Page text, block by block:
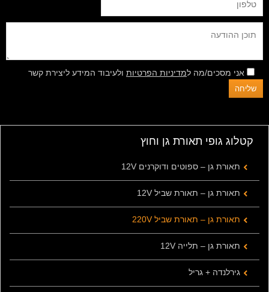
אני מסכים/מה למדיניות הפרטיות ולעיבוד המידע ליצירת קשר
קטלוג גופי תאורת גן וחוץ
תאורת גן – ספוטים ודוקרנים 12V
תאורת גן – תאורת שביל 12V
תאורת גן – תאורת שביל 220V
תאורת גן – תלייה 12V
גירלנדה + גריל